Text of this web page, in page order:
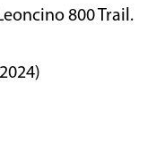
800 Trail.